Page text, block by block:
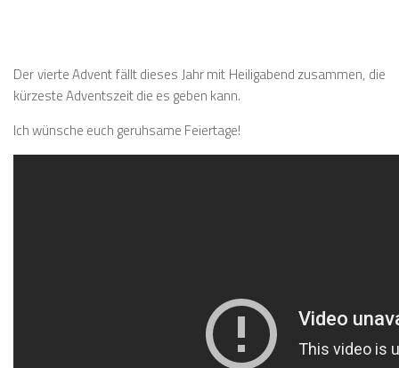
Der vierte Advent fällt dieses Jahr mit Heiligabend zusammen, die
kürzeste Adventszeit die es geben kann.
Ich wünsche euch geruhsame Feiertage!